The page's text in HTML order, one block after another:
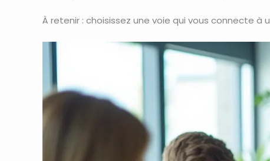
À retenir : choisissez une voie qui vous connecte